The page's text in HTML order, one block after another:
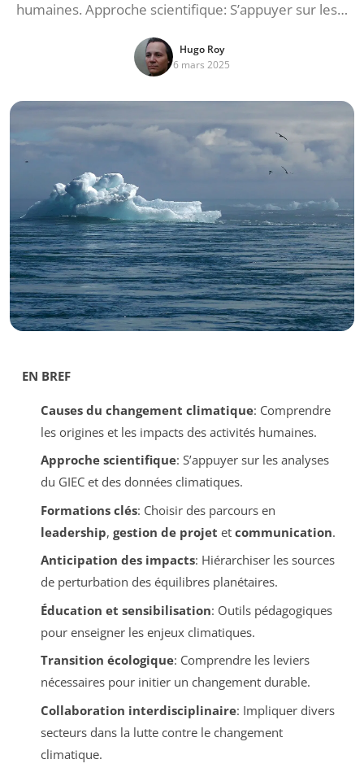
humaines. Approche scientifique: S’appuyer sur les…
Hugo Roy
6 mars 2025
EN BREF
Causes du changement climatique: Comprendre
les origines et les impacts des activités humaines.
Approche scientifique: S’appuyer sur les analyses
du GIEC et des données climatiques.
Formations clés: Choisir des parcours en
leadership, gestion de projet et communication.
Anticipation des impacts: Hiérarchiser les sources
de perturbation des équilibres planétaires.
Éducation et sensibilisation: Outils pédagogiques
pour enseigner les enjeux climatiques.
Transition écologique: Comprendre les leviers
nécessaires pour initier un changement durable.
Collaboration interdisciplinaire: Impliquer divers
secteurs dans la lutte contre le changement
climatique.